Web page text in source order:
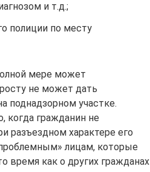
и т.д.;
полиции по месту
мере может
не может дать
участке.
когда гражданин не
разъездном характере его
лицам, которые
время как о других гражданах